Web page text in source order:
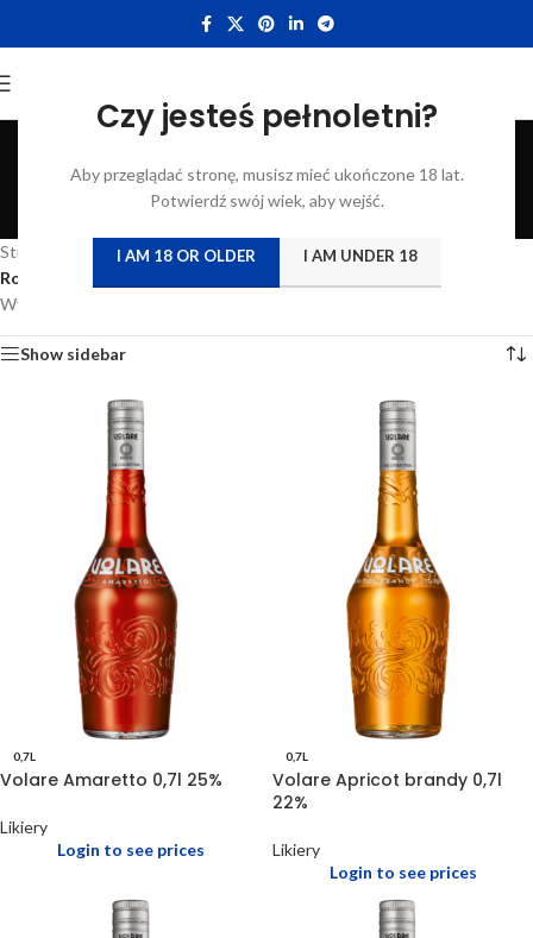
Czy jesteś pełnoletni?
Aby przeglądać stronę, musisz mieć ukończone 18 lat.
Potwierdź swój wiek, aby wejść.
I AM 18 OR OLDER I AM UNDER 18
Rossi D'Asiago
Distillatori
Strona główna
Atrybut produktu: Producent
Rossi D'Asiago Distillatori
Wyświetlanie 1–12 z 13 wyników
Show sidebar
0,7L
Volare Amaretto 0,7l 25%
Likiery
Login to see prices
0,7L
Volare Apricot brandy 0,7l
22%
Likiery
Login to see prices